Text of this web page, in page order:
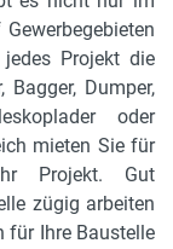
Projekt die
Bagger, Dumper,
oder
mieten Sie für
Projekt. Gut
zügig arbeiten
für Ihre Baustelle